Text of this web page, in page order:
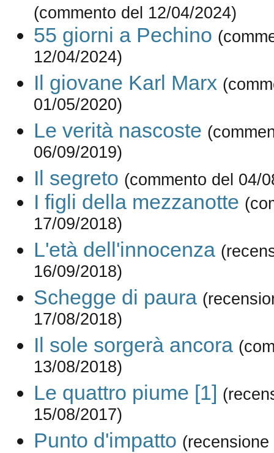
(commento del 12/04/2024)
55 giorni a Pechino
12/04/2024)
Il giovane Karl Marx
01/05/2020)
Le verità nascoste
06/09/2019)
Il segreto (commento del 04/
I figli della mezzanotte
17/09/2018)
L'età dell'innocenza
16/09/2018)
Schegge di paura
17/08/2018)
Il sole sorgerà ancora
13/08/2018)
Le quattro piume [1]
15/08/2017)
Punto d'impatto